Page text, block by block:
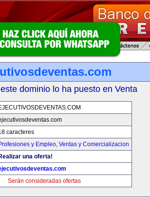
dominio lo ha puesto en Venta
caracteres
y Empleo, Ventas y Comercializacion
una oferta!
Serán consideradas ofertas